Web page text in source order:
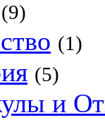
(9)
(1)
(5)
и